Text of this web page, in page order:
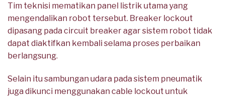
Tim teknisi mematikan panel listrik utama yang
mengendalikan robot tersebut. Breaker lockout
dipasang pada circuit breaker agar sistem robot tidak
dapat diaktifkan kembali selama proses perbaikan
berlangsung.
Selain itu sambungan udara pada sistem pneumatik
juga dikunci menggunakan cable lockout untuk